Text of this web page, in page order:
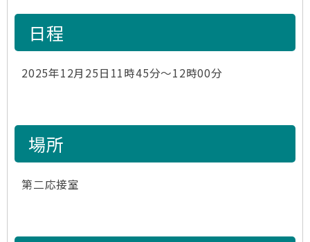
日程
2025年12月25日11時45分～12時00分
場所
第二応接室